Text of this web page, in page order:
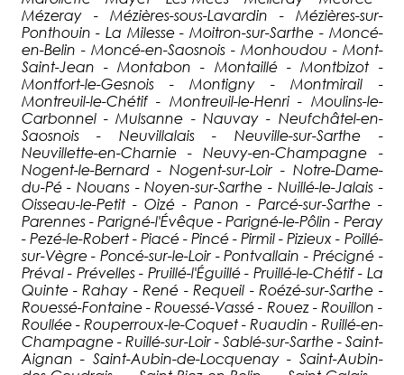
Mézeray - Mézières-sous-Lavardin - Mézières-sur-
Ponthouin - La Milesse - Moitron-sur-Sarthe - Moncé-
en-Belin - Moncé-en-Saosnois - Monhoudou - Mont-
Saint-Jean - Montabon - Montaillé - Montbizot -
Montfort-le-Gesnois - Montigny - Montmirail -
Montreuil-le-Chétif - Montreuil-le-Henri - Moulins-le-
Carbonnel - Mulsanne - Nauvay - Neufchâtel-en-
Saosnois - Neuvillalais - Neuville-sur-Sarthe -
Neuvillette-en-Charnie - Neuvy-en-Champagne -
Nogent-le-Bernard - Nogent-sur-Loir - Notre-Dame-
du-Pé - Nouans - Noyen-sur-Sarthe - Nuillé-le-Jalais -
Oisseau-le-Petit - Oizé - Panon - Parcé-sur-Sarthe -
Parennes - Parigné-l'Évêque - Parigné-le-Pôlin - Peray
- Pezé-le-Robert - Piacé - Pincé - Pirmil - Pizieux - Poillé-
sur-Vègre - Poncé-sur-le-Loir - Pontvallain - Précigné -
Préval - Prévelles - Pruillé-l'Éguillé - Pruillé-le-Chétif - La
Quinte - Rahay - René - Requeil - Roézé-sur-Sarthe -
Rouessé-Fontaine - Rouessé-Vassé - Rouez - Rouillon -
Roullée - Rouperroux-le-Coquet - Ruaudin - Ruillé-en-
Champagne - Ruillé-sur-Loir - Sablé-sur-Sarthe - Saint-
Aignan - Saint-Aubin-de-Locquenay - Saint-Aubin-